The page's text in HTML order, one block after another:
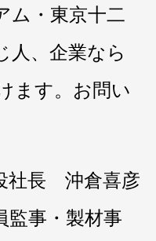
ム・東京十二
人、企業なら
ます。お問い
社長 沖倉喜彦
監事・製材事